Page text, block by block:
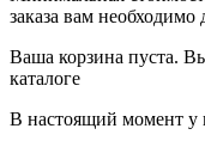
заказа вам
Ваша корзина пуста.
каталоге
В настоящий момент у